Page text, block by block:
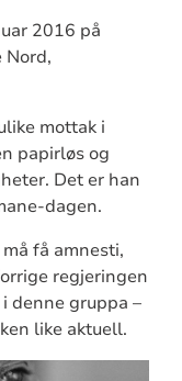
2016 på
Nord,
mottak i
papirløs og
Det er han
dagen.
få amnesti,
regjeringen
denne gruppa –
like aktuell.